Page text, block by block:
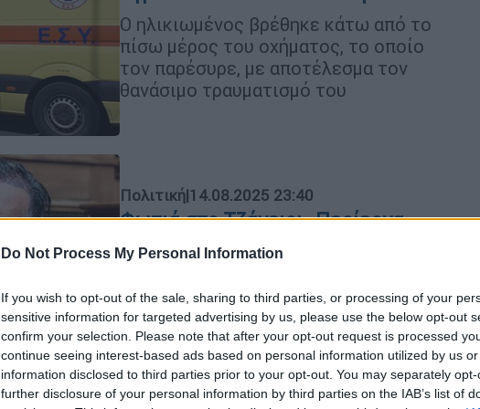
Do Not Process My Personal Information
If you wish to opt-out of the sale, sharing to third parties, or processing of your
sensitive information for targeted advertising by us, please use the below opt-out
confirm your selection. Please note that after your opt-out request is processed
continue seeing interest-based ads based on personal information utilized by us
information disclosed to third parties prior to your opt-out. You may separately
further disclosure of your personal information by third parties on the IAB’s list of
Ο ηλικιωμένος βρέθηκε κάτω από το
πίσω μέρος του οχήματος, το οποίο
τον παρέσυρε, με αποτέλεσμα τον
θανάσιμο τραυματισμό του
Πολιτική|14.08.2025 23:40
Φωτιά στο Τζάνειο: «Περίεργα
πράγματα» λέει ο Άδωνις
Γεωργιάδης
«Άλλη μία πυρκαγιά σε υπόγειο
Νοσοκομείου του ΕΣΥ…περίεργα
πράγματα»